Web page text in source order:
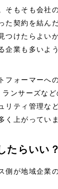
そもそも会社
た契約を結ん
つけたらよい
業も多いよう
フォーマーへ
ンサーズな
リティ管理な
く上がっていま
たらいい？
側が地域企業